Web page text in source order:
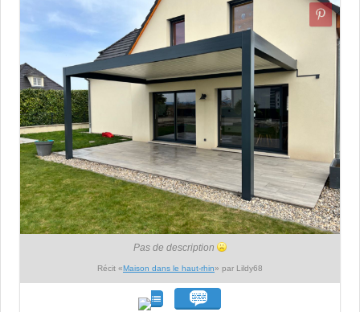
Pas de description
Récit «Maison dans le haut-rhin» par Lildy68